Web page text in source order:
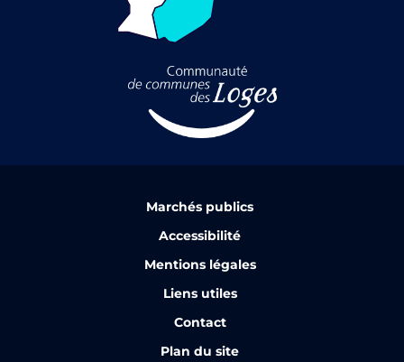
Marchés publics
Accessibilité
Mentions légales
Liens utiles
Contact
Plan du site